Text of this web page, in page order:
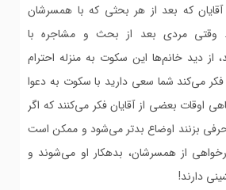
که بعد از هر بحثی که با همسرشان
وقتی مردی بعد از بحث و مشاجره با
دید خانم‌ها این سکوت به منزله احترام
می‌کند شما سعی دارید با سکوت به دعوا
اوقات بعضی از آقایان فکر می‌کنند که اگر
بزنند اوضاع بدتر می‌شود و ممکن است
از همسرشان، بدهکار او می‌شوند و
دارند!